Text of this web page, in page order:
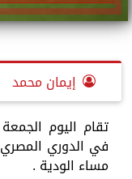
إيمان محمد
مساء الودية .